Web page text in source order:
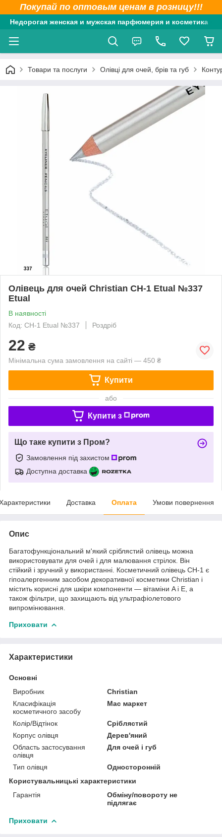
Покупай по оптовым ценам в розницу!!!
Недорогая женская и мужская парфюмерия и косметика
Товари та послуги Олівці для очей, брів та губ
Олівець для очей Christian CH-1 Etual №337
Etual
В наявності
Код: CH-1 Etual №337
Роздріб
22 ₴
Мінімальна сума замовлення на сайті — 450 ₴
Купити
або
Купити з
Що таке купити з Пром?
Замовлення під захистом
Доступна доставка
Доставка Оплата Умови повернення
Опис
Багатофункціональний м'який сріблястий олівець можна
використовувати для очей і для малювання стрілок. Він
стійкий і зручний у використанні. Косметичний олівець CH-1 є
гіпоалергенним засобом декоративної косметики Christian і
містить корисні для шкіри компоненти — вітаміни A і E, а
також фільтри, що захищають від ультрафіолетового
випромінювання.
Приховати
Характеристики
Основні
Виробник
Christian
Класифікація
косметичного засобу
Мас маркет
Колір/Відтінок
Сріблястий
Корпус олівця
Дерев'яний
Область застосування
олівця
Для очей і губ
Тип олівця
Односторонній
Користувальницькі характеристики
Гарантія
Обміну/повороту не
підлягає
Приховати